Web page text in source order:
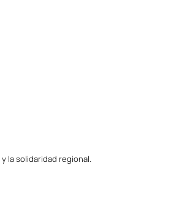
la solidaridad regional.